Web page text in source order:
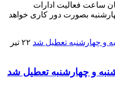
ساعت فعالیت ادارات
بصورت دور کاری خواهد
۲۲ تیر
و چهارشنبه تعطیل شد